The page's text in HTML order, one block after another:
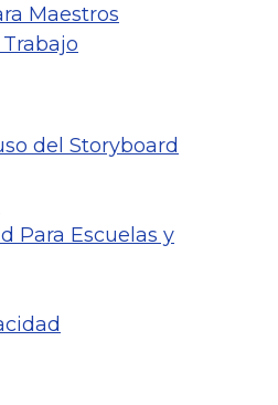
Maestros
del Storyboard
Para Escuelas y